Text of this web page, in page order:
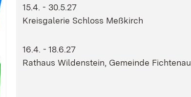
15.4. - 30.5.27
Kreisgalerie Schloss Meßkirch
16.4. - 18.6.27
Rathaus Wildenstein, Gemeinde Fichtenau